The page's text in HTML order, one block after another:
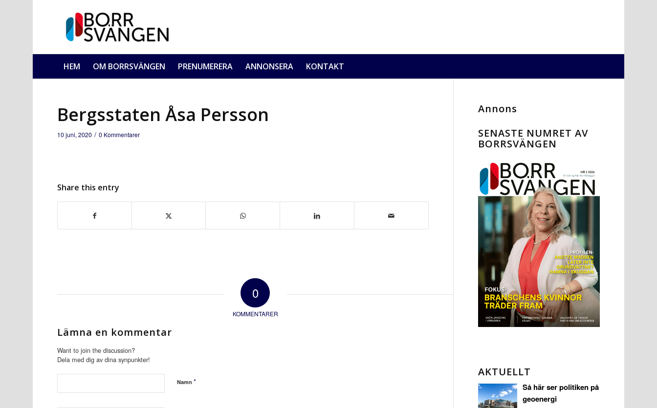
HEM OM BORRSVÄNGEN PRENUMERERA ANNONSERA KONTAKT
Bergsstaten Åsa Persson
10 juni, 2020 / 0 Kommentarer
Share this entry
0
KOMMENTARER
Lämna en kommentar
Want to join the discussion?
Dela med dig av dina synpunkter!
Namn*
Annons
SENASTE NUMRET AV
BORRSVÄNGEN
AKTUELLT
Så här ser politiken på
geoenergi